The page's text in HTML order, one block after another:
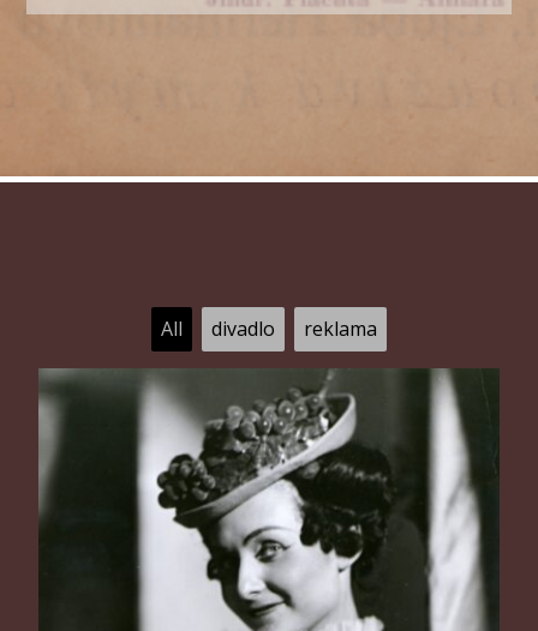
All divadlo reklama